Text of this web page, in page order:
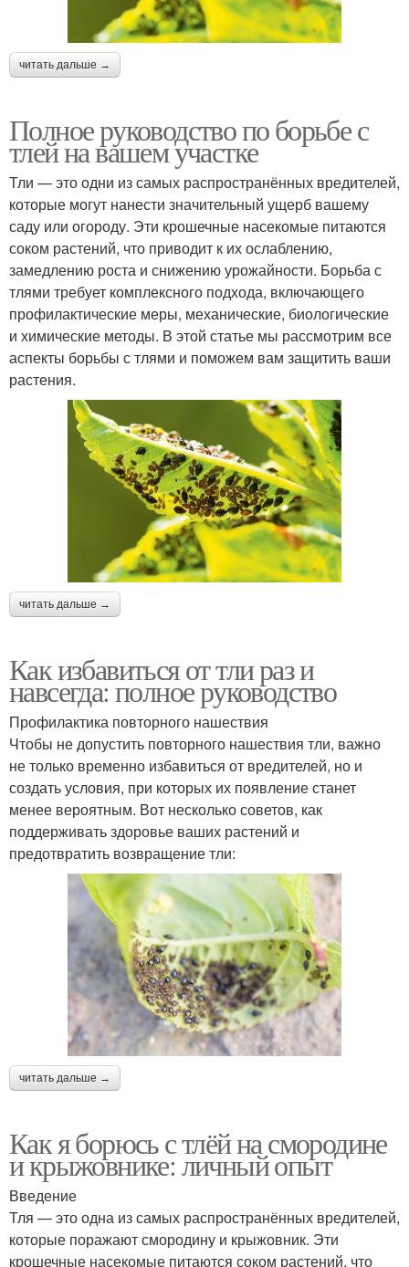
читать дальше →
Полное руководство по борьбе с
тлей на вашем участке
Тли — это одни из самых распространённых вредителей,
которые могут нанести значительный ущерб вашему
саду или огороду. Эти крошечные насекомые питаются
соком растений, что приводит к их ослаблению,
замедлению роста и снижению урожайности. Борьба с
тлями требует комплексного подхода, включающего
профилактические меры, механические, биологические
и химические методы. В этой статье мы рассмотрим все
аспекты борьбы с тлями и поможем вам защитить ваши
растения.
читать дальше →
Как избавиться от тли раз и
навсегда: полное руководство
Профилактика повторного нашествия
Чтобы не допустить повторного нашествия тли, важно
не только временно избавиться от вредителей, но и
создать условия, при которых их появление станет
менее вероятным. Вот несколько советов, как
поддерживать здоровье ваших растений и
предотвратить возвращение тли:
читать дальше →
Как я борюсь с тлёй на смородине
и крыжовнике: личный опыт
Введение
Тля — это одна из самых распространённых вредителей,
которые поражают смородину и крыжовник. Эти
крошечные насекомые питаются соком растений, что